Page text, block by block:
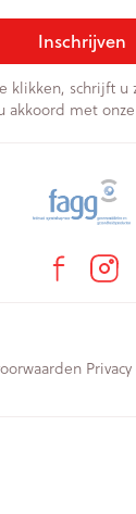
Inschrijven
klikken, schrijft u
akkoord met onze